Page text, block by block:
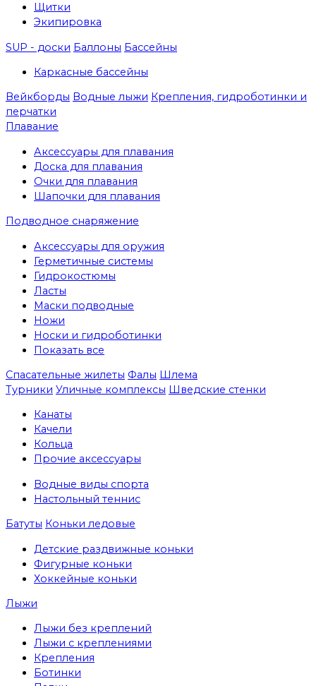
Щитки
Экипировка
SUP - доски Баллоны Бассейны
Каркасные бассейны
Вейкборды Водные лыжи Крепления, гидроботинки и
перчатки
Плавание
Аксессуары для плавания
Доска для плавания
Очки для плавания
Шапочки для плавания
Подводное снаряжение
Аксессуары для оружия
Герметичные системы
Гидрокостюмы
Ласты
Маски подводные
Ножи
Носки и гидроботинки
Показать все
Спасательные жилеты Фалы Шлема
Турники Уличные комплексы Шведские стенки
Канаты
Качели
Кольца
Прочие аксессуары
Водные виды спорта
Настольный теннис
Батуты Коньки ледовые
Детские раздвижные коньки
Фигурные коньки
Хоккейные коньки
Лыжи
Лыжи без креплений
Лыжи с креплениями
Крепления
Ботинки